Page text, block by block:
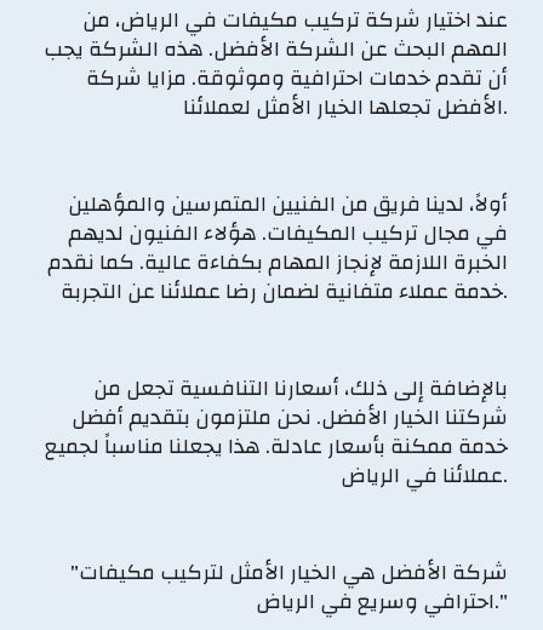
عند اختيار شركة تركيب مكيفات في الرياض، من
المهم البحث عن الشركة الأفضل. هذه الشركة يجب
أن تقدم خدمات احترافية وموثوقة. مزايا شركة
الأفضل تجعلها الخيار الأمثل لعملائنا.
أولاً، لدينا فريق من الفنيين المتمرسين والمؤهلين
في مجال تركيب المكيفات. هؤلاء الفنيون لديهم
الخبرة اللازمة لإنجاز المهام بكفاءة عالية. كما نقدم
خدمة عملاء متفانية لضمان رضا عملائنا عن التجربة.
بالإضافة إلى ذلك، أسعارنا التنافسية تجعل من
شركتنا الخيار الأفضل. نحن ملتزمون بتقديم أفضل
خدمة ممكنة بأسعار عادلة. هذا يجعلنا مناسباً لجميع
عملائنا في الرياض.
"شركة الأفضل هي الخيار الأمثل لتركيب مكيفات
احترافي وسريع في الرياض."